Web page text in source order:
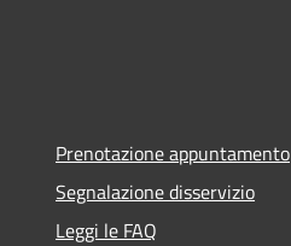
Prenotazione appuntamento
Segnalazione disservizio
Leggi le FAQ